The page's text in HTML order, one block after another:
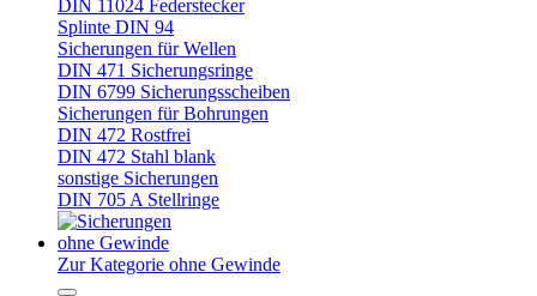
DIN 11024 Federstecker
Splinte DIN 94
Sicherungen für Wellen
DIN 471 Sicherungsringe
DIN 6799 Sicherungsscheiben
Sicherungen für Bohrungen
DIN 472 Rostfrei
DIN 472 Stahl blank
sonstige Sicherungen
DIN 705 A Stellringe
ohne Gewinde
Zur Kategorie ohne Gewinde